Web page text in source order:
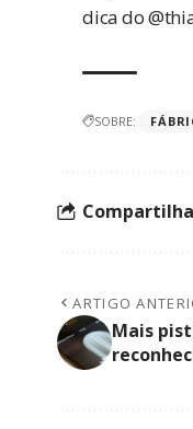
dica do
SOBRE:
ARTIGO
Mais